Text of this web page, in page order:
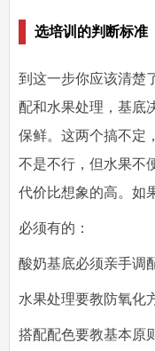
选培训的判断标准
到这一步你应该清楚
配和水果处理，基底
保鲜。这两个搞不定
不是不行，但水果不
代价比想象的高。如
必须有的 ：
酸奶基底必须亲手调
水果处理要教防氧化
搭配配色要教基本原